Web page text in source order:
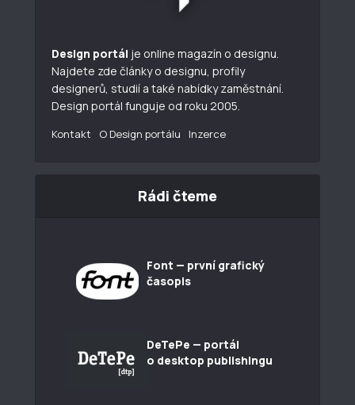
Design portál je online magazín o designu.
Najdete zde články o designu, profily
designerů, studií a také nabídky zaměstnání.
Design portál funguje od roku 2005.
Kontakt O Design portálu Inzerce
Rádi čteme
Font — první grafický
časopis
DeTePe — portál
o desktop publishingu